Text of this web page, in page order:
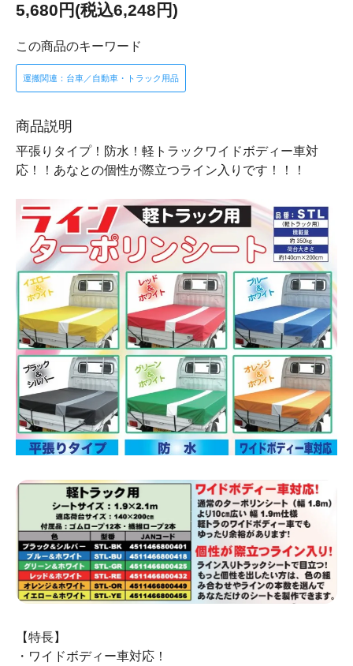
5,680円(税込6,248円)
この商品のキーワード
運搬関連：台車／自動車・トラック用品
商品説明
平張りタイプ！防水！軽トラックワイドボディー車対
応！！あなとの個性が際立つライン入りです！！！
【特長】
・ワイドボディー車対応！